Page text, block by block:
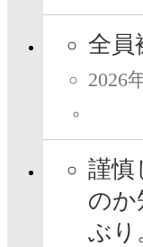
全員
2026
謹慎
のか
ぶり